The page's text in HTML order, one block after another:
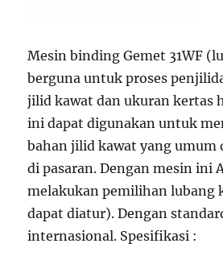
Mesin binding Gemet 31WF
berguna untuk proses
jilid kawat dan ukuran kertas
ini dapat digunakan untuk
bahan jilid kawat yang umum
di pasaran. Dengan mesin ini
melakukan pemilihan lubang
dapat diatur). Dengan
internasional. Spesifikasi :